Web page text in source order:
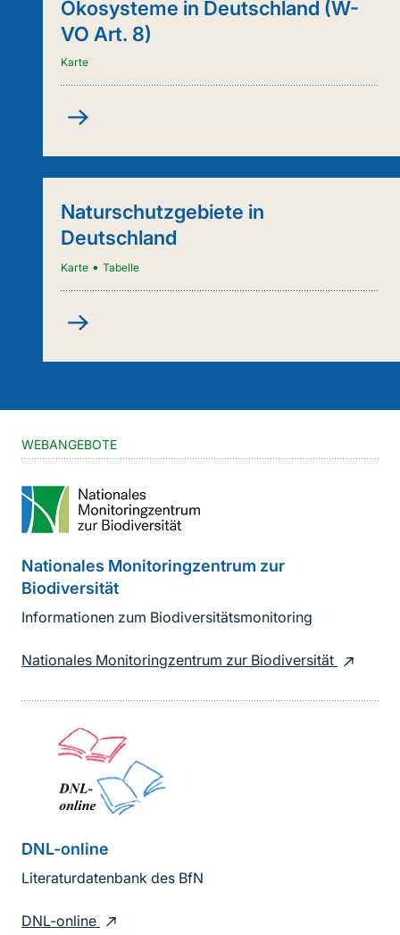
Ökosysteme in Deutschland (W-
VO Art. 8)
Karte
Kartenanwendung
Städtische
Ökosysteme
Deutschland
(W-
VO
Art.
Naturschutzgebiete in
Deutschland
Karte • Tabelle
Naturschutzgebiete
Deutschland
WEBANGEBOTE
Nationales Monitoringzentrum zur
Biodiversität
Informationen zum Biodiversitätsmonitoring
Nationales Monitoringzentrum zur Biodiversität
DNL-online
Literaturdatenbank des BfN
DNL-online